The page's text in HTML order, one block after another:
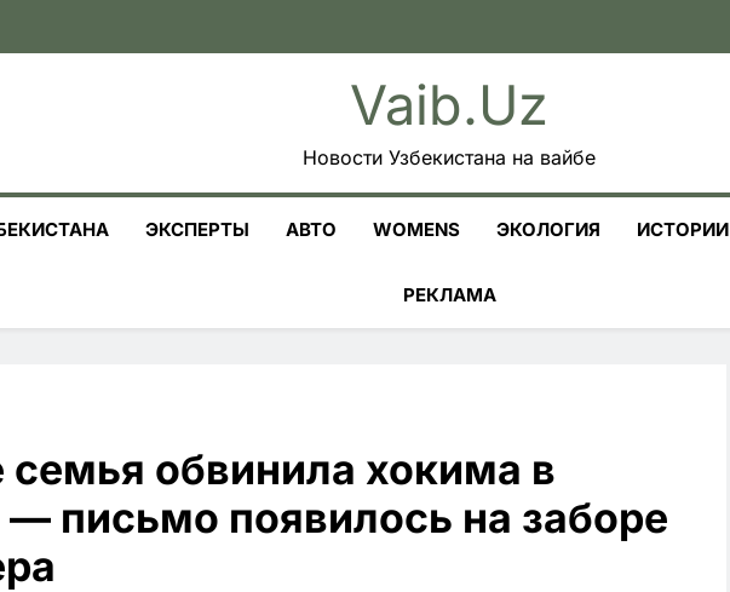
Vaib.uz
Новости Узбекистана на вайбе
ЭКСПЕРТЫ АВТО WOMENS ЭКОЛОГИЯ ИСТОРИИ
РЕКЛАМА
обвинила хокима в
письмо появилось на заборе